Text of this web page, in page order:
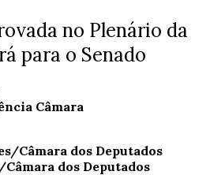
no Plenário da
para o Senado
Câmara
dos Deputados